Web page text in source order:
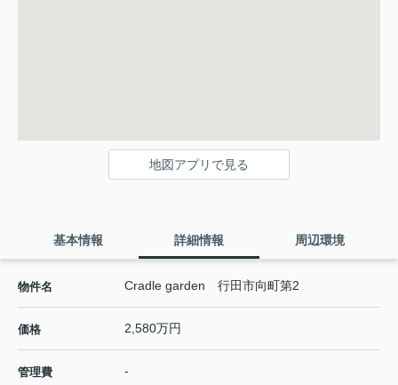
地図アプリで見る
基本情報 詳細情報 周辺環境
物件名 Cradle garden 行田市向町第2
価格 2,580万円
管理費 -